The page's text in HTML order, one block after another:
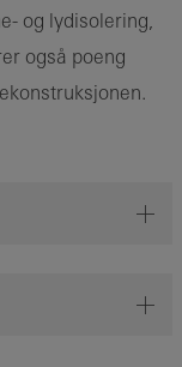
og lydisolering,
også poeng